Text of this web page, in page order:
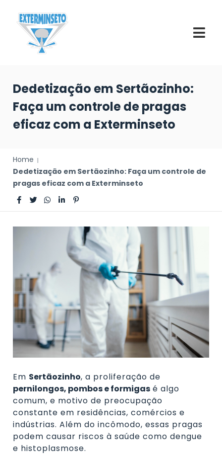
Dedetização em Sertãozinho:
Faça um controle de pragas
eficaz com a Exterminseto
Home
Dedetização em Sertãozinho: Faça um controle de
pragas eficaz com a Exterminseto
Em Sertãozinho, a proliferação de
pernilongos, pombos e formigas é algo
comum, e motivo de preocupação
constante em residências, comércios e
indústrias. Além do incômodo, essas pragas
podem causar riscos à saúde como dengue
e histoplasmose.